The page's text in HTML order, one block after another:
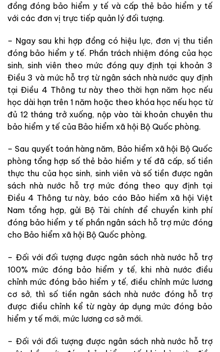
đồng đóng bảo hiểm y tế và cấp thẻ bảo hiểm y tế
với các đơn vị trực tiếp quản lý đối tượng.
– Ngay sau khi hợp đồng có hiệu lực, đơn vị thu tiền
đóng bảo hiểm y tế. Phần trách nhiệm đóng của học
sinh, sinh viên theo mức đóng quy định tại khoản 3
Điều 3 và mức hỗ trợ từ ngân sách nhà nước quy định
tại Điều 4 Thông tư này theo thời hạn năm học nếu
học dài hạn trên 1 năm hoặc theo khóa học nếu học từ
đủ 12 tháng trở xuống, nộp vào tài khoản chuyên thu
bảo hiểm y tế của Bảo hiểm xã hội Bộ Quốc phòng.
– Sau quyết toán hàng năm, Bảo hiểm xã hội Bộ Quốc
phòng tổng hợp số thẻ bảo hiểm y tế đã cấp, số tiền
thực thu của học sinh, sinh viên và số tiền được ngân
sách nhà nước hỗ trợ mức đóng theo quy định tại
Điều 4 Thông tư này, báo cáo Bảo hiểm xã hội Việt
Nam tổng hợp, gửi Bộ Tài chính để chuyển kinh phí
đóng bảo hiểm y tế phần ngân sách hỗ trợ mức đóng
cho Bảo hiểm xã hội Bộ Quốc phòng.
– Đối với đối tượng được ngân sách nhà nước hỗ trợ
100% mức đóng bảo hiểm y tế, khi nhà nước điều
chỉnh mức đóng bảo hiểm y tế, điều chỉnh mức lương
cơ sở, thì số tiền ngân sách nhà nước đóng hỗ trợ
được điều chỉnh kể từ ngày áp dụng mức đóng bảo
hiểm y tế mới, mức lương cơ sở mới.
– Đối với đối tượng được ngân sách nhà nước hỗ trợ